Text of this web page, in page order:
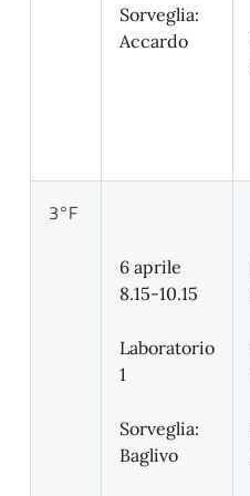
Sorveglia:
Accardo
3°F
6 aprile
8.15-10.15
Laboratorio
1
Sorveglia:
Baglivo